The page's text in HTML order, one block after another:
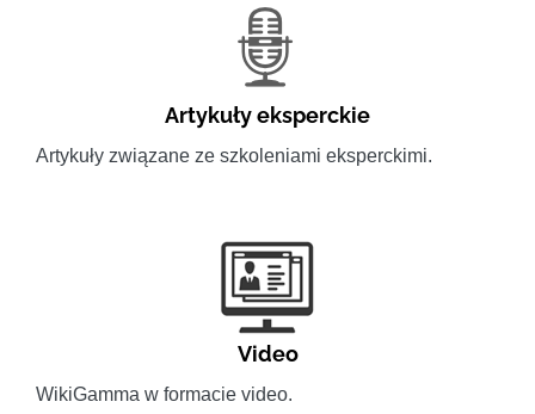
Artykuły eksperckie
Artykuły związane ze szkoleniami eksperckimi.
Video
WikiGamma w formacie video.